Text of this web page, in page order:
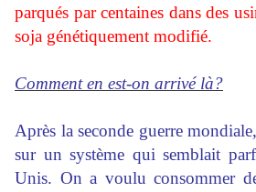
parqués par centaines dans des
soja génétiquement modifié.
Comment en est-on arrivé là?
Après la seconde guerre
sur un système qui semblait
Unis. On a voulu consommer